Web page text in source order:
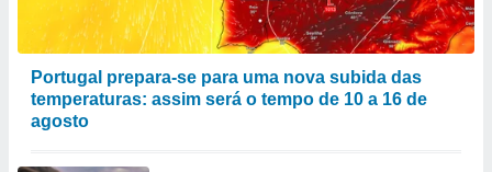
para
utilizar
Portugal prepara-se para uma nova subida das
temperaturas: assim será o tempo de 10 a 16 de
agosto